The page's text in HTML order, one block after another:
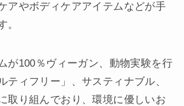
アやボディケアアイテムなどが手
。
が100％ヴィーガン、動物実験を行
ティフリー」、サスティナブル、
取り組んでおり、環境に優しいお